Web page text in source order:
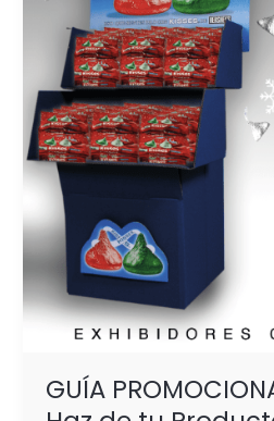
GUÍA
Haz
Producto
el
Regalo
Perfecto
con
Exhibidores
de
Cartón